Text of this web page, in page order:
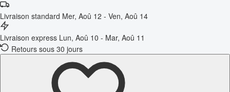
Livraison standard Mer, Aoû 12 - Ven, Aoû 14
Livraison express Lun, Aoû 10 - Mar, Aoû 11
Retours sous 30 jours